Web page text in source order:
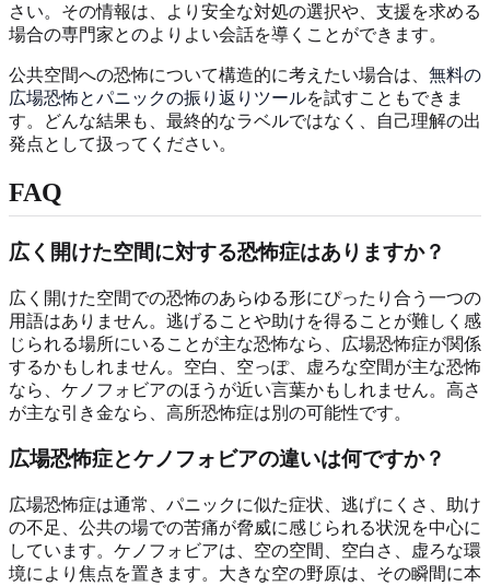
さい。その情報は、より安全な対処の選択や、支援を求める
場合の専門家とのよりよい会話を導くことができます。
公共空間への恐怖について構造的に考えたい場合は、 無料の
広場恐怖とパニックの振り返りツールを試すこともできま
す。どんな結果も、最終的なラベルではなく、自己理解の出
発点として扱ってください。
FAQ
広く開けた空間に対する恐怖症はありますか？
広く開けた空間での恐怖のあらゆる形にぴったり合う一つの
用語はありません。逃げることや助けを得ることが難しく感
じられる場所にいることが主な恐怖なら、広場恐怖症が関係
するかもしれません。空白、空っぽ、虚ろな空間が主な恐怖
なら、ケノフォビアのほうが近い言葉かもしれません。高さ
が主な引き金なら、高所恐怖症は別の可能性です。
広場恐怖症とケノフォビアの違いは何ですか？
広場恐怖症は通常、パニックに似た症状、逃げにくさ、助け
の不足、公共の場での苦痛が脅威に感じられる状況を中心に
しています。ケノフォビアは、空の空間、空白さ、虚ろな環
境により焦点を置きます。大きな空の野原は、その瞬間に本